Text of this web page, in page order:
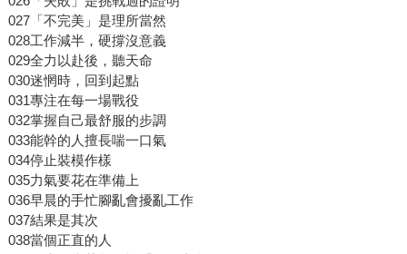
027「不完美」是理所當然
028工作減半，硬撐沒意義
029全力以赴後，聽天命
030迷惘時，回到起點
031專注在每一場戰役
032掌握自己最舒服的步調
033能幹的人擅長喘一口氣
034停止裝模作樣
035力氣要花在準備上
036早晨的手忙腳亂會擾亂工作
037結果是其次
038當個正直的人